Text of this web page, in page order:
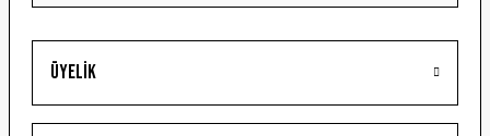
Gönder
Üyelik